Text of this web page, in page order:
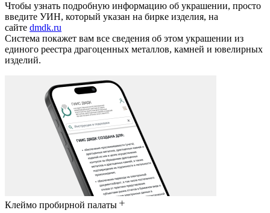
Чтобы узнать подробную информацию об украшении, просто
введите УИН, который указан на бирке изделия, на
сайте dmdk.ru
Система покажет вам все сведения об этом украшении из
единого реестра драгоценных металлов, камней и ювелирных
изделий.
Клеймо пробирной палаты